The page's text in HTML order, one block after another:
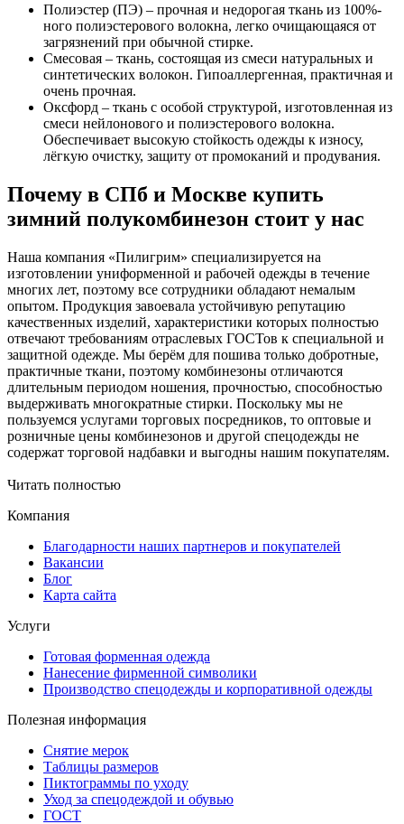
Полиэстер (ПЭ) – прочная и недорогая ткань из 100%-
ного полиэстерового волокна, легко очищающаяся от
загрязнений при обычной стирке.
Смесовая – ткань, состоящая из смеси натуральных и
синтетических волокон. Гипоаллергенная, практичная и
очень прочная.
Оксфорд – ткань с особой структурой, изготовленная из
смеси нейлонового и полиэстерового волокна.
Обеспечивает высокую стойкость одежды к износу,
лёгкую очистку, защиту от промоканий и продувания.
Почему в СПб и Москве купить
зимний полукомбинезон стоит у нас
Наша компания «Пилигрим» специализируется на
изготовлении униформенной и рабочей одежды в течение
многих лет, поэтому все сотрудники обладают немалым
опытом. Продукция завоевала устойчивую репутацию
качественных изделий, характеристики которых полностью
отвечают требованиям отраслевых ГОСТов к специальной и
защитной одежде. Мы берём для пошива только добротные,
практичные ткани, поэтому комбинезоны отличаются
длительным периодом ношения, прочностью, способностью
выдерживать многократные стирки. Поскольку мы не
пользуемся услугами торговых посредников, то оптовые и
розничные цены комбинезонов и другой спецодежды не
содержат торговой надбавки и выгодны нашим покупателям.
Читать полностью
Компания
Благодарности наших партнеров и покупателей
Вакансии
Блог
Карта сайта
Услуги
Готовая форменная одежда
Нанесение фирменной символики
Производство спецодежды и корпоративной одежды
Полезная информация
Снятие мерок
Таблицы размеров
Пиктограммы по уходу
Уход за спецодеждой и обувью
ГОСТ